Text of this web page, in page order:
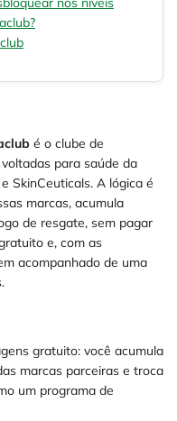
é o clube de
para saúde da
SkinCeuticals. A lógica é
marcas, acumula
de resgate, sem pagar
e, com as
acompanhado de uma
gratuito: você acumula
marcas parceiras e troca
um programa de